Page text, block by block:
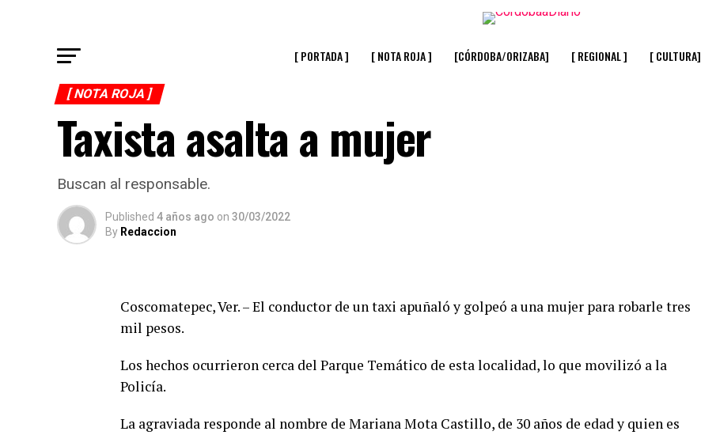
[ PORTADA ] [ NOTA ROJA ] [CÓRDOBA/ORIZABA] [ REGIONAL ] [ CULTURA]
[ NOTA ROJA ]
Taxista asalta a mujer
Buscan al responsable.
Published 4 años ago on 30/03/2022
By Redaccion
Coscomatepec, Ver. – El conductor de un taxi apuñaló y golpeó a una mujer para robarle tres
mil pesos.
Los hechos ocurrieron cerca del Parque Temático de esta localidad, lo que movilizó a la
Policía.
La agraviada responde al nombre de Mariana Mota Castillo, de 30 años de edad y quien es